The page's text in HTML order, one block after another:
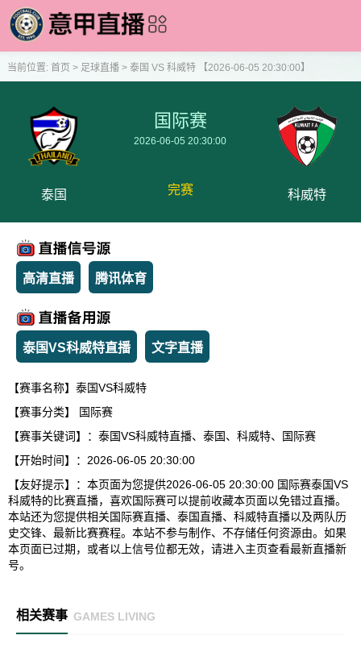
当前位置: 首页 > 足球直播> 泰国 VS 科威特 【2026-06-05 20:30:00】
泰国
国际赛
2026-06-05 20:30:00
完赛 科威特
高清直播 腾讯体育
泰国VS科威特直播 文字直播
【赛事名称】泰国VS科威特
【赛事分类】
国际赛
【赛事关键词】：泰国VS科威特直播、泰国、科威特、国际赛
【开始时间】：2026-06-05 20:30:00
【友好提示】：本页面为您提供2026-06-05 20:30:00 国际赛泰国VS
科威特的比赛直播，喜欢国际赛可以提前收藏本页面以免错过直播。
本站还为您提供相关国际赛直播、泰国直播、科威特直播以及两队历
史交锋、最新比赛赛程。本站不参与制作、不存储任何资源由。如果
本页面已过期，或者以上信号位都无效，请进入主页查看最新直播新
号。
相关赛事 GAMES LIVING